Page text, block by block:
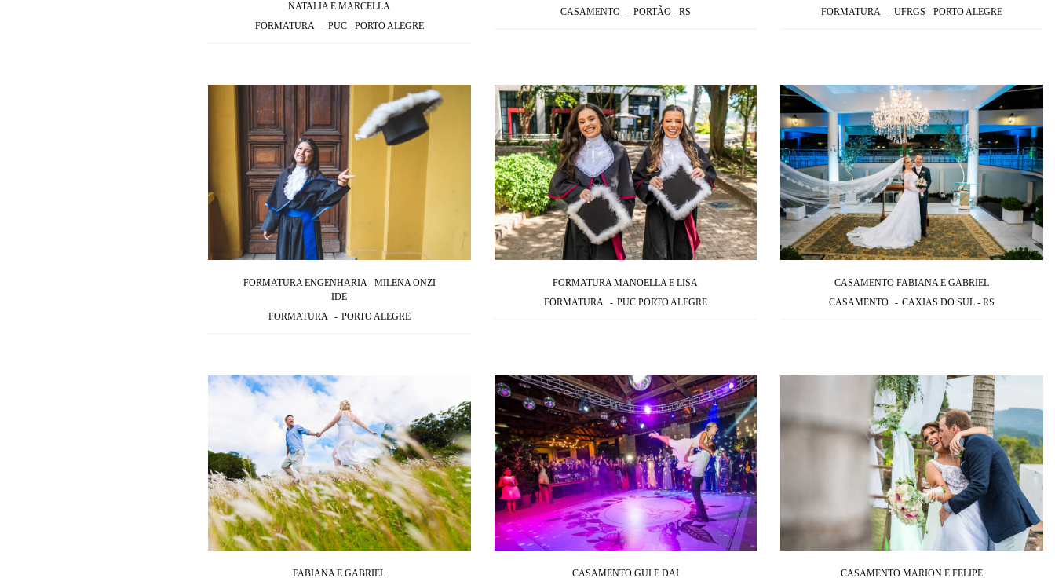
NATALIA E MARCELLA
FORMATURA
PUC - PORTO ALEGRE
CASAMENTO
PORTÃO - RS
FORMATURA
UFRGS - PORTO ALEGRE
FORMATURA ENGENHARIA - MILENA ONZI
IDE
FORMATURA
PORTO ALEGRE
FORMATURA MANOELLA E LISA
FORMATURA
PUC PORTO ALEGRE
CASAMENTO FABIANA E GABRIEL
CASAMENTO
CAXIAS DO SUL - RS
FABIANA E GABRIEL
CASAMENTO GUI E DAI
CASAMENTO MARION E FELIPE